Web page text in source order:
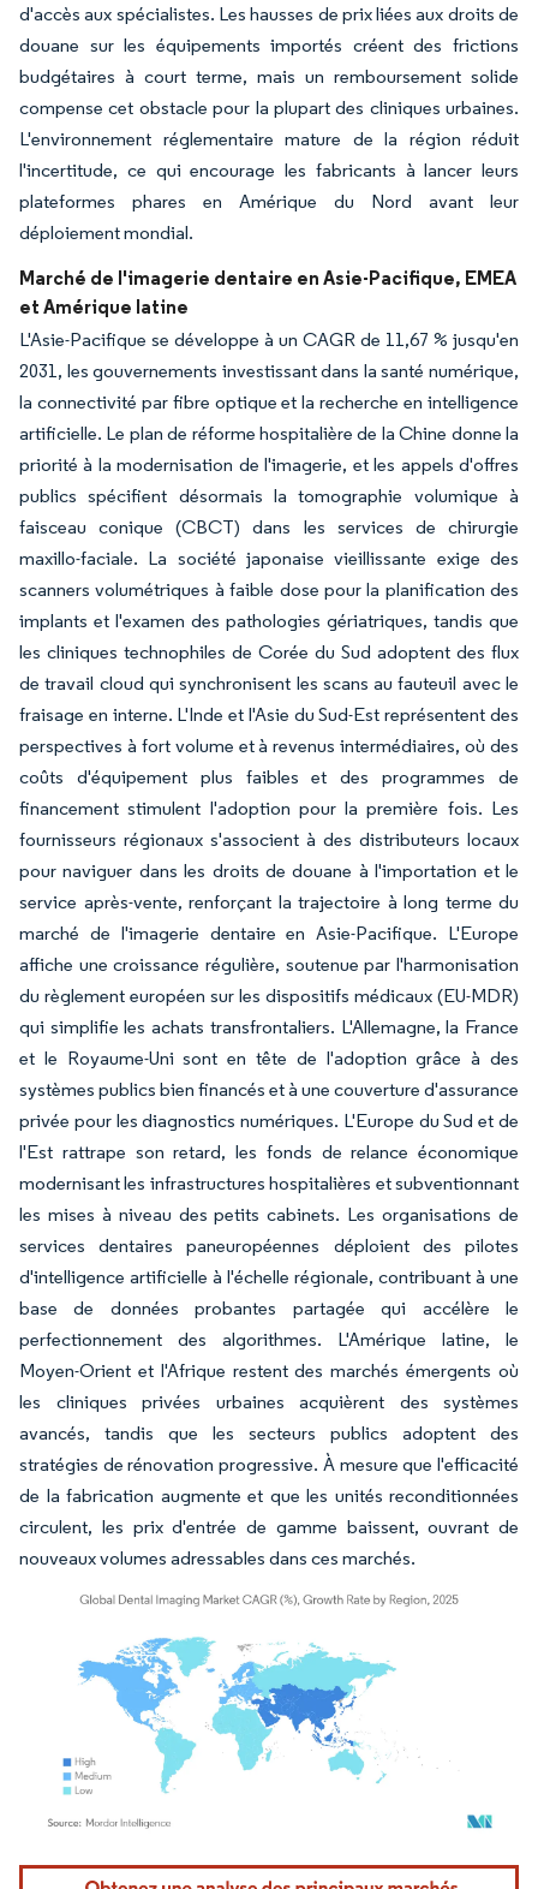
d'accès aux spécialistes. Les hausses de prix liées aux droits de
douane sur les équipements importés créent des frictions
budgétaires à court terme, mais un remboursement solide
compense cet obstacle pour la plupart des cliniques urbaines.
L'environnement réglementaire mature de la région réduit
l'incertitude, ce qui encourage les fabricants à lancer leurs
plateformes phares en Amérique du Nord avant leur
déploiement mondial.
Marché de l'imagerie dentaire en Asie-Pacifique, EMEA
et Amérique latine
L'Asie-Pacifique se développe à un CAGR de 11,67 % jusqu'en
2031, les gouvernements investissant dans la santé numérique,
la connectivité par fibre optique et la recherche en intelligence
artificielle. Le plan de réforme hospitalière de la Chine donne la
priorité à la modernisation de l'imagerie, et les appels d'offres
publics spécifient désormais la tomographie volumique à
faisceau conique (CBCT) dans les services de chirurgie
maxillo-faciale. La société japonaise vieillissante exige des
scanners volumétriques à faible dose pour la planification des
implants et l'examen des pathologies gériatriques, tandis que
les cliniques technophiles de Corée du Sud adoptent des flux
de travail cloud qui synchronisent les scans au fauteuil avec le
fraisage en interne. L'Inde et l'Asie du Sud-Est représentent des
perspectives à fort volume et à revenus intermédiaires, où des
coûts d'équipement plus faibles et des programmes de
financement stimulent l'adoption pour la première fois. Les
fournisseurs régionaux s'associent à des distributeurs locaux
pour naviguer dans les droits de douane à l'importation et le
service après-vente, renforçant la trajectoire à long terme du
marché de l'imagerie dentaire en Asie-Pacifique. L'Europe
affiche une croissance régulière, soutenue par l'harmonisation
du règlement européen sur les dispositifs médicaux (EU-MDR)
qui simplifie les achats transfrontaliers. L'Allemagne, la France
et le Royaume-Uni sont en tête de l'adoption grâce à des
systèmes publics bien financés et à une couverture d'assurance
privée pour les diagnostics numériques. L'Europe du Sud et de
l'Est rattrape son retard, les fonds de relance économique
modernisant les infrastructures hospitalières et subventionnant
les mises à niveau des petits cabinets. Les organisations de
services dentaires paneuropéennes déploient des pilotes
d'intelligence artificielle à l'échelle régionale, contribuant à une
base de données probantes partagée qui accélère le
perfectionnement des algorithmes. L'Amérique latine, le
Moyen-Orient et l'Afrique restent des marchés émergents où
les cliniques privées urbaines acquièrent des systèmes
avancés, tandis que les secteurs publics adoptent des
stratégies de rénovation progressive. À mesure que l'efficacité
de la fabrication augmente et que les unités reconditionnées
circulent, les prix d'entrée de gamme baissent, ouvrant de
nouveaux volumes adressables dans ces marchés.
Image © Mordor Intelligence. La réutilisation nécessite une attribution sous CC BY